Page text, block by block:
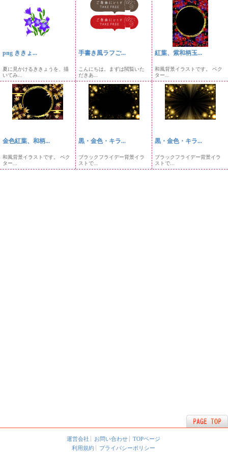
png ききょ...
夏に見かけるききょうを、描
いてみ...
手書き風ラフご...
こんにちは。まずは閲覧いた
だきあ...
紅葉、紫和柄玉...
和風背景イラストです。 ベク
ター...
金色紅葉、和柄...
和風背景イラストです。 ベク
ター...
黒・金色・キラ...
ブラックフライデー背景イラ
ストで...
黒・金色・キラ...
ブラックフライデー背景イラ
ストで...
運営会社 お問い合わせ
TOPページ
利用規約
プライバシーポリシー